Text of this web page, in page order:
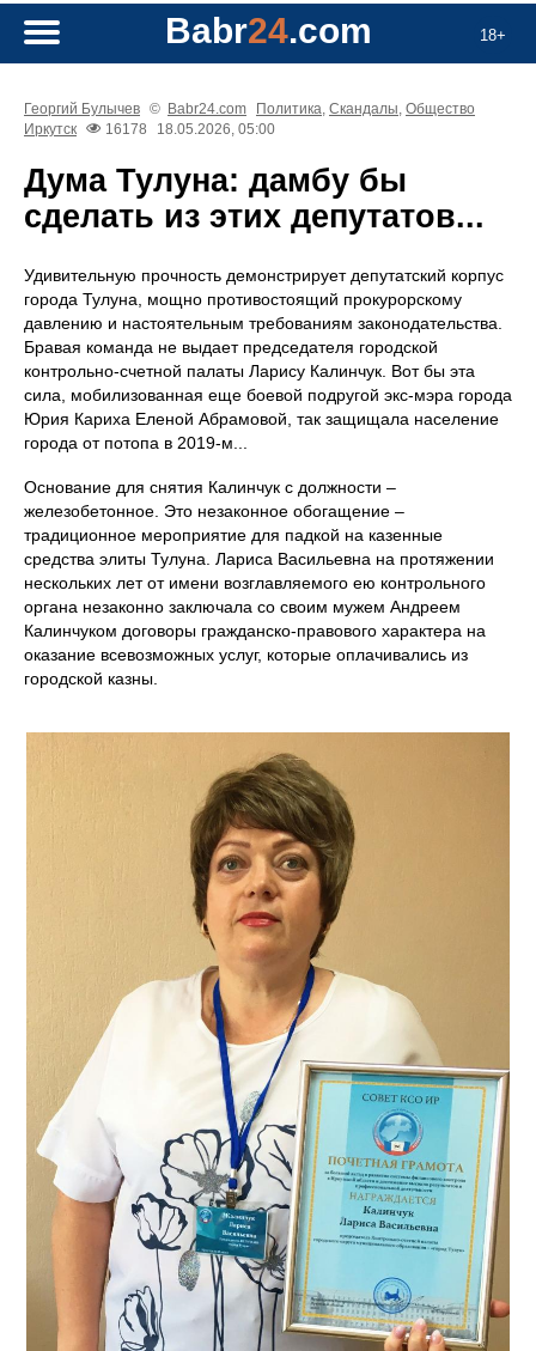
18+
Babr24.com
Георгий Булычев © Babr24.com Политика, Скандалы, Общество
Иркутск
16178 18.05.2026, 05:00
Дума Тулуна: дамбу бы
сделать из этих депутатов...
Удивительную прочность демонстрирует депутатский корпус
города Тулуна, мощно противостоящий прокурорскому
давлению и настоятельным требованиям законодательства.
Бравая команда не выдает председателя городской
контрольно-счетной палаты Ларису Калинчук. Вот бы эта
сила, мобилизованная еще боевой подругой экс-мэра города
Юрия Кариха Еленой Абрамовой, так защищала население
города от потопа в 2019-м...
Основание для снятия Калинчук с должности –
железобетонное. Это незаконное обогащение –
традиционное мероприятие для падкой на казенные
средства элиты Тулуна. Лариса Васильевна на протяжении
нескольких лет от имени возглавляемого ею контрольного
органа незаконно заключала со своим мужем Андреем
Калинчуком договоры гражданско-правового характера на
оказание всевозможных услуг, которые оплачивались из
городской казны.